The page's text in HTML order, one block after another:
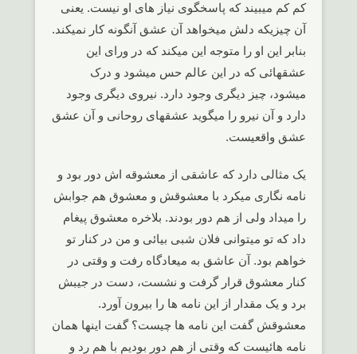
کم کم میبیند که پاسخگوی نیاز های او نیست. یعنی
آن چیزیکه دلش میخواهد آن عشق آنگونه کار نمیکند.
بنابر این او را متوجه این میکند که در ورای این
عشقهائی که در این عالم حس میشود و درک
میشود، چیز دیگری وجود دارد. نیروی دیگری وجود
دارد و آن نیرو را میگوید عشقهای روحانی و آن عشق
عشق واقعیست.
یک مثالی دارد که عاشقی از معشوقه اش دور بود و
نامه نگاری میکرد با معشوقش و معشوق هم جوابش
را میداد ولی از هم دور بودند. بلاخره معشوق پیغام
داد که تو میتوانی فلان شبی بیائی و من در کنار تو
خواهم بود. آن عاشق به میعادگاه رفت و وقتی در
کنار معشوق قرار گرفت و نشست، دست در جیبش
برد و یک مقدار از این نامه ها را بیرون آورد.
معشوقش گفت این نامه ها چیست؟ گفت اینها همان
نامه هائیست که وقتی از هم دور بودیم با هم رد و